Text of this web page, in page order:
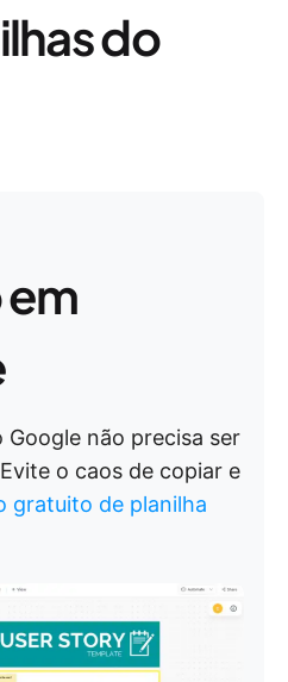
do
em
Google não precisa ser
o caos de copiar e
gratuito de planilha